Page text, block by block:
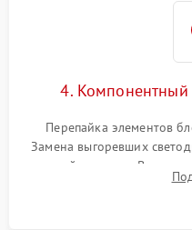
4.
Перепайка элементов
Замена выгоревших
хрупкой матрицы.
прошивка